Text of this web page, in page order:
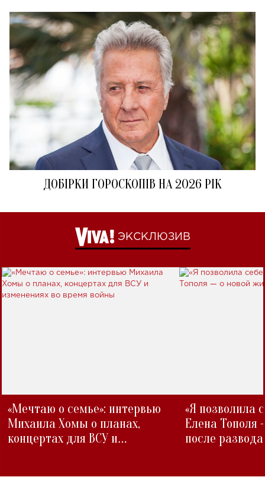
ДОБІРКИ ГОРОСКОПІВ НА 2026 РІК
ЭКСКЛЮЗИВ
«Мечтаю о семье»: интервью
Михаила Хомы о планах,
концертах для ВСУ и
«Я позволила
Елена Тополя
после развода